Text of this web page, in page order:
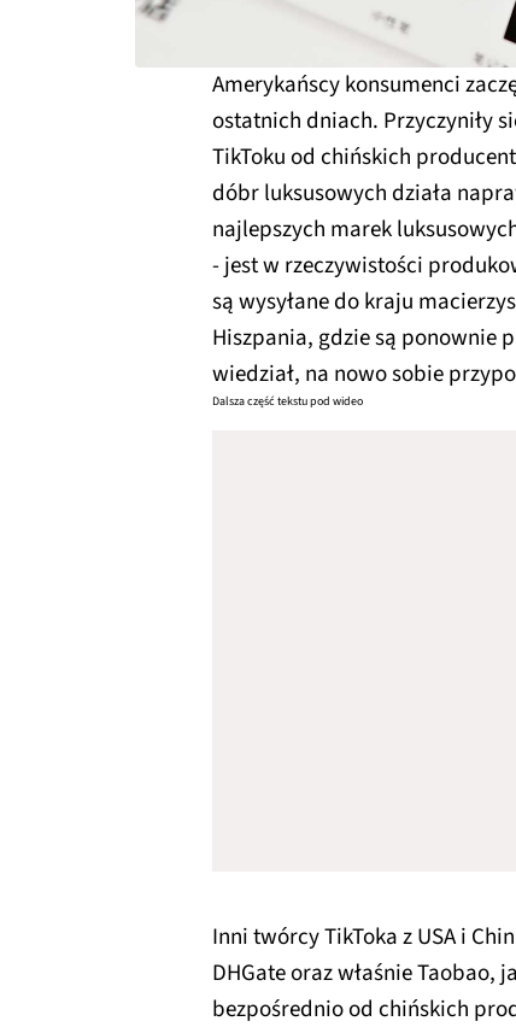
Amerykańscy konsumenci
ostatnich dniach. Przyczyniły
TikToku od chińskich
dóbr luksusowych działa
najlepszych marek
- jest w rzeczywistości
są wysyłane do kraju
Hiszpania, gdzie są ponownie
wiedział, na nowo sobie
Dalsza część tekstu pod wideo
Inni twórcy TikToka z USA i
DHGate oraz właśnie Taobao,
bezpośrednio od chińskich